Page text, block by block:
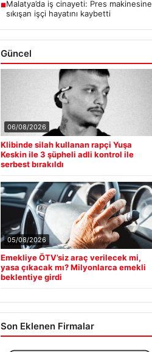
■Malatya’da iş cinayeti: Pres makinesine
sıkışan işçi hayatını kaybetti
Güncel
06/08/2026
Klibinde silah kullanan rapçi Yuşa
Keskin ile 3 şüpheli adli kontrol ile
serbest bırakıldı
05/08/2026
Emekliye ÖTV’siz araç verilecek mi,
yasa çıkacak mı? Milyonlarca emekli
beklentiye girdi
Son Eklenen Firmalar